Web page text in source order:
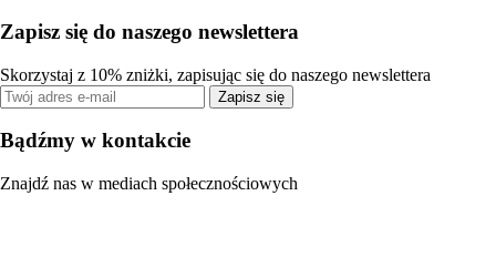
Zapisz się do naszego newslettera
Skorzystaj z 10% zniżki, zapisując się do naszego newslettera
Zapisz się
Bądźmy w kontakcie
Znajdź nas w mediach społecznościowych